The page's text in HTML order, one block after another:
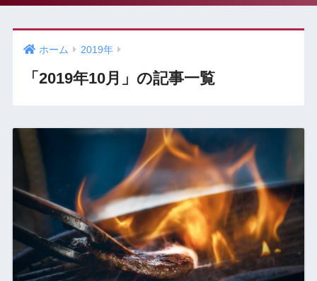
ホーム 2019年
「2019年10月」の記事一覧